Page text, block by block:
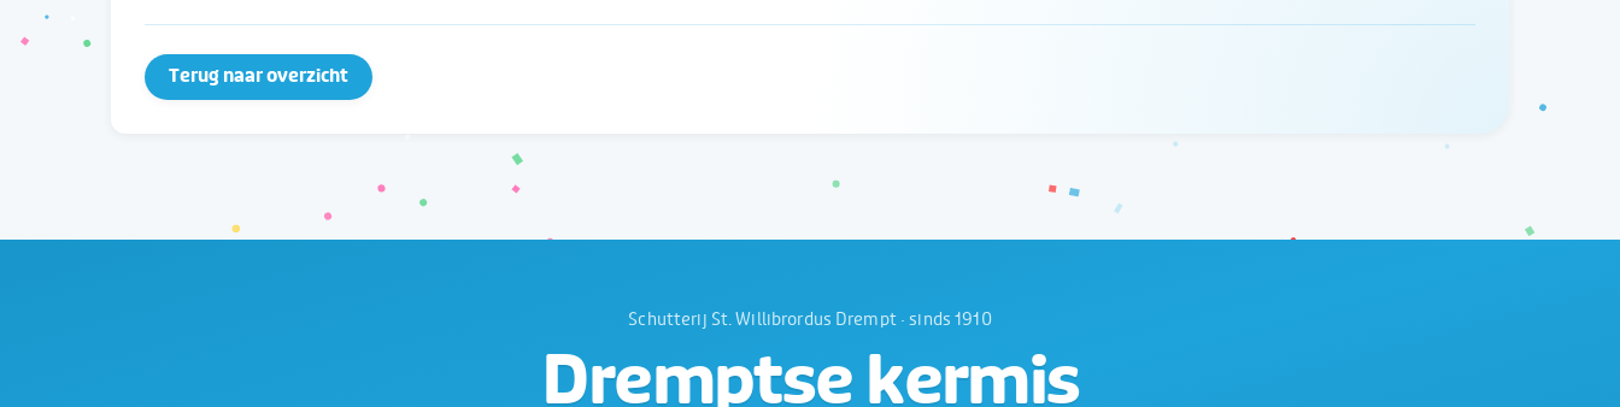
Terug naar overzicht
Schutterij St. Willibrordus Drempt · sinds 1910
Dremptse kermis